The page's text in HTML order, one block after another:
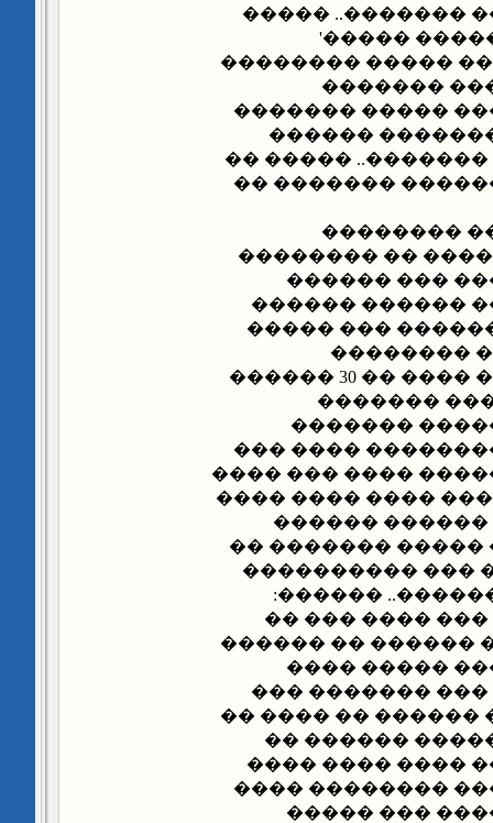
������� ��
��� �����
�����������
���� ��
������� ����
����� �� ����
�������� �����
������ �����
��� ���
��������
�����
������� ����
���� ������ ��
��������
��������� ����� ���� �� 30 ������
������..
���������
��������� ���
����� �������
���� ����.. ����
������
������ ���� ���
��������.. ���
����� �����
������
������.. ���� ���
������ ����
��������� ����
���������.. ����
���� �� ���
����� ������
����� �����
���.. �� ����